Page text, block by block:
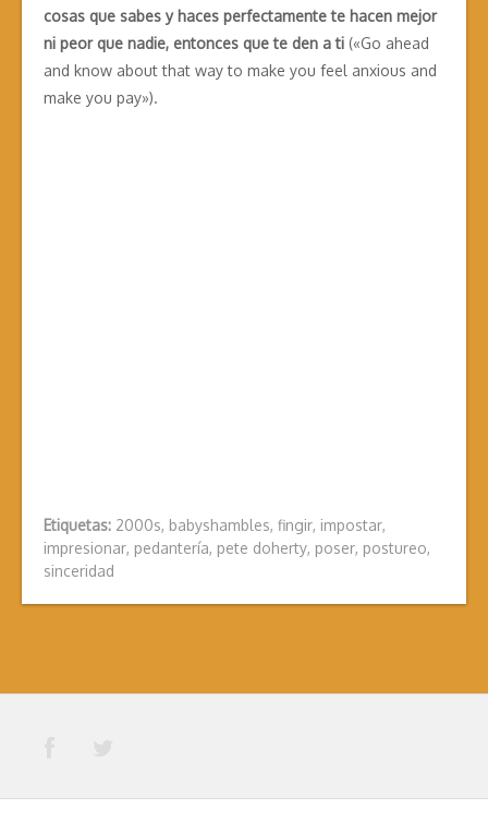
cosas que sabes y haces perfectamente te hacen mejor
ni peor que nadie, entonces que te den a ti («Go ahead
and know about that way to make you feel anxious and
make you pay»).
Etiquetas: 2000s, babyshambles, fingir, impostar,
impresionar, pedantería, pete doherty, poser, postureo,
sinceridad